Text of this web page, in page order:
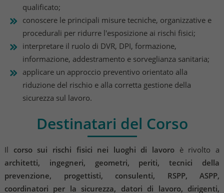
qualificato;
conoscere le principali misure tecniche, organizzative e
procedurali per ridurre l'esposizione ai rischi fisici;
interpretare il ruolo di DVR, DPI, formazione,
informazione, addestramento e sorveglianza sanitaria;
applicare un approccio preventivo orientato alla
riduzione del rischio e alla corretta gestione della
sicurezza sul lavoro.
Destinatari del Corso
Il corso sui rischi fisici nei luoghi di lavoro è rivolto a
architetti, ingegneri, geometri, periti, tecnici della
prevenzione, progettisti, consulenti, RSPP, ASPP,
coordinatori per la sicurezza, datori di lavoro, dirigenti,